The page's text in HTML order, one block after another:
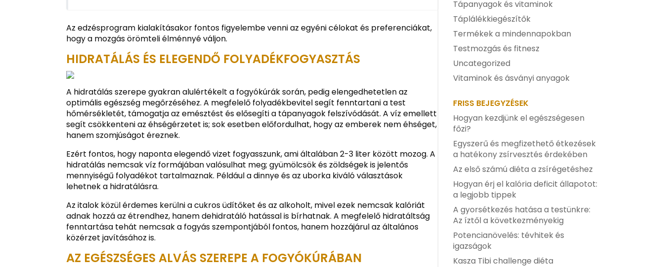
Az edzésprogram kialakításakor fontos figyelembe venni az egyéni célokat és preferenciákat,
hogy a mozgás örömteli élménnyé váljon.
HIDRATÁLÁS ÉS ELEGENDŐ FOLYADÉKFOGYASZTÁS
A hidratálás szerepe gyakran alulértékelt a fogyókúrák során, pedig elengedhetetlen az
optimális egészség megőrzéséhez. A megfelelő folyadékbevitel segít fenntartani a test
hőmérsékletét, támogatja az emésztést és elősegíti a tápanyagok felszívódását. A víz emellett
segít csökkenteni az éhségérzetet is; sok esetben előfordulhat, hogy az emberek nem éhséget,
hanem szomjúságot éreznek.
Ezért fontos, hogy naponta elegendő vizet fogyasszunk, ami általában 2-3 liter között mozog. A
hidratálás nemcsak víz formájában valósulhat meg; gyümölcsök és zöldségek is jelentős
mennyiségű folyadékot tartalmaznak. Például a dinnye és az uborka kiváló választások
lehetnek a hidratálásra.
Az italok közül érdemes kerülni a cukros üdítőket és az alkoholt, mivel ezek nemcsak kalóriát
adnak hozzá az étrendhez, hanem dehidratáló hatással is bírhatnak. A megfelelő hidratáltság
fenntartása tehát nemcsak a fogyás szempontjából fontos, hanem hozzájárul az általános
közérzet javításához is.
AZ EGÉSZSÉGES ALVÁS SZEREPE A FOGYÓKÚRÁBAN
Tápanyagok és vitaminok
Táplálékkiegészítők
Termékek a mindennapokban
Testmozgás és fitnesz
Uncategorized
Vitaminok és ásványi anyagok
FRISS BEJEGYZÉSEK
Hogyan kezdjünk el egészségesen
főzi?
Egyszerű és megfizethető étkezések
a hatékony zsírvesztés érdekében
Az első számú diéta a zsírégetéshez
Hogyan érj el kalória deficit állapotot:
a legjobb tippek
A gyorsétkezés hatása a testünkre:
Az íztől a következményekig
Potencianövelés: tévhitek és
igazságok
Kasza Tibi challenge diéta